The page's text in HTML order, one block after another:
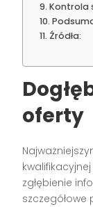
Kontrola
Źródła:
oferty
zgłębienie
szczegółowe